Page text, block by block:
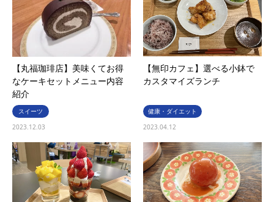
【丸福珈琲店】美味くてお得
なケーキセットメニュー内容
紹介
スイーツ
2023.12.03
【無印カフェ】選べる小鉢で
カスタマイズランチ
健康・ダイエット
2023.04.12